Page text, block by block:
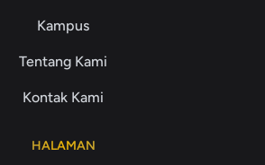
Kampus
Tentang Kami
Kontak Kami
HALAMAN